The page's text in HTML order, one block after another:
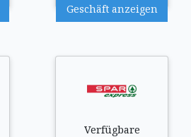
Geschäft anzeigen
Verfügbare